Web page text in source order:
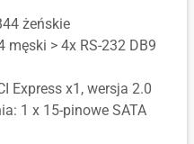
żeńskie
męski > 4x RS-232 DB9
Express x1, wersja 2.0
1 x 15-pinowe SATA